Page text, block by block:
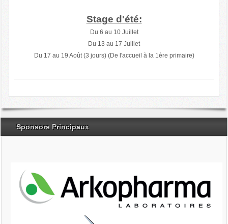
Stage d'été:
Du 6 au 10 Juillet
Du 13 au 17 Juillet
Du 17 au 19 Août (3 jours) (De l'accueil à la 1ère primaire)
Sponsors Principaux